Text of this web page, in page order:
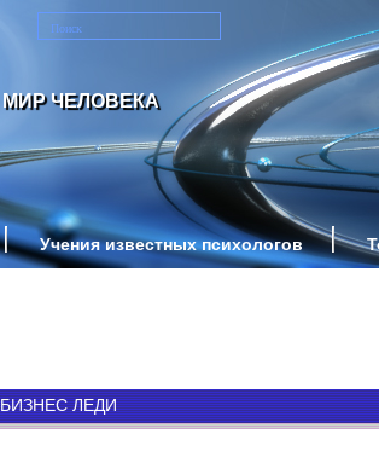
ЧЕЛОВЕКА
Учения известных психологов
ЛЕДИ